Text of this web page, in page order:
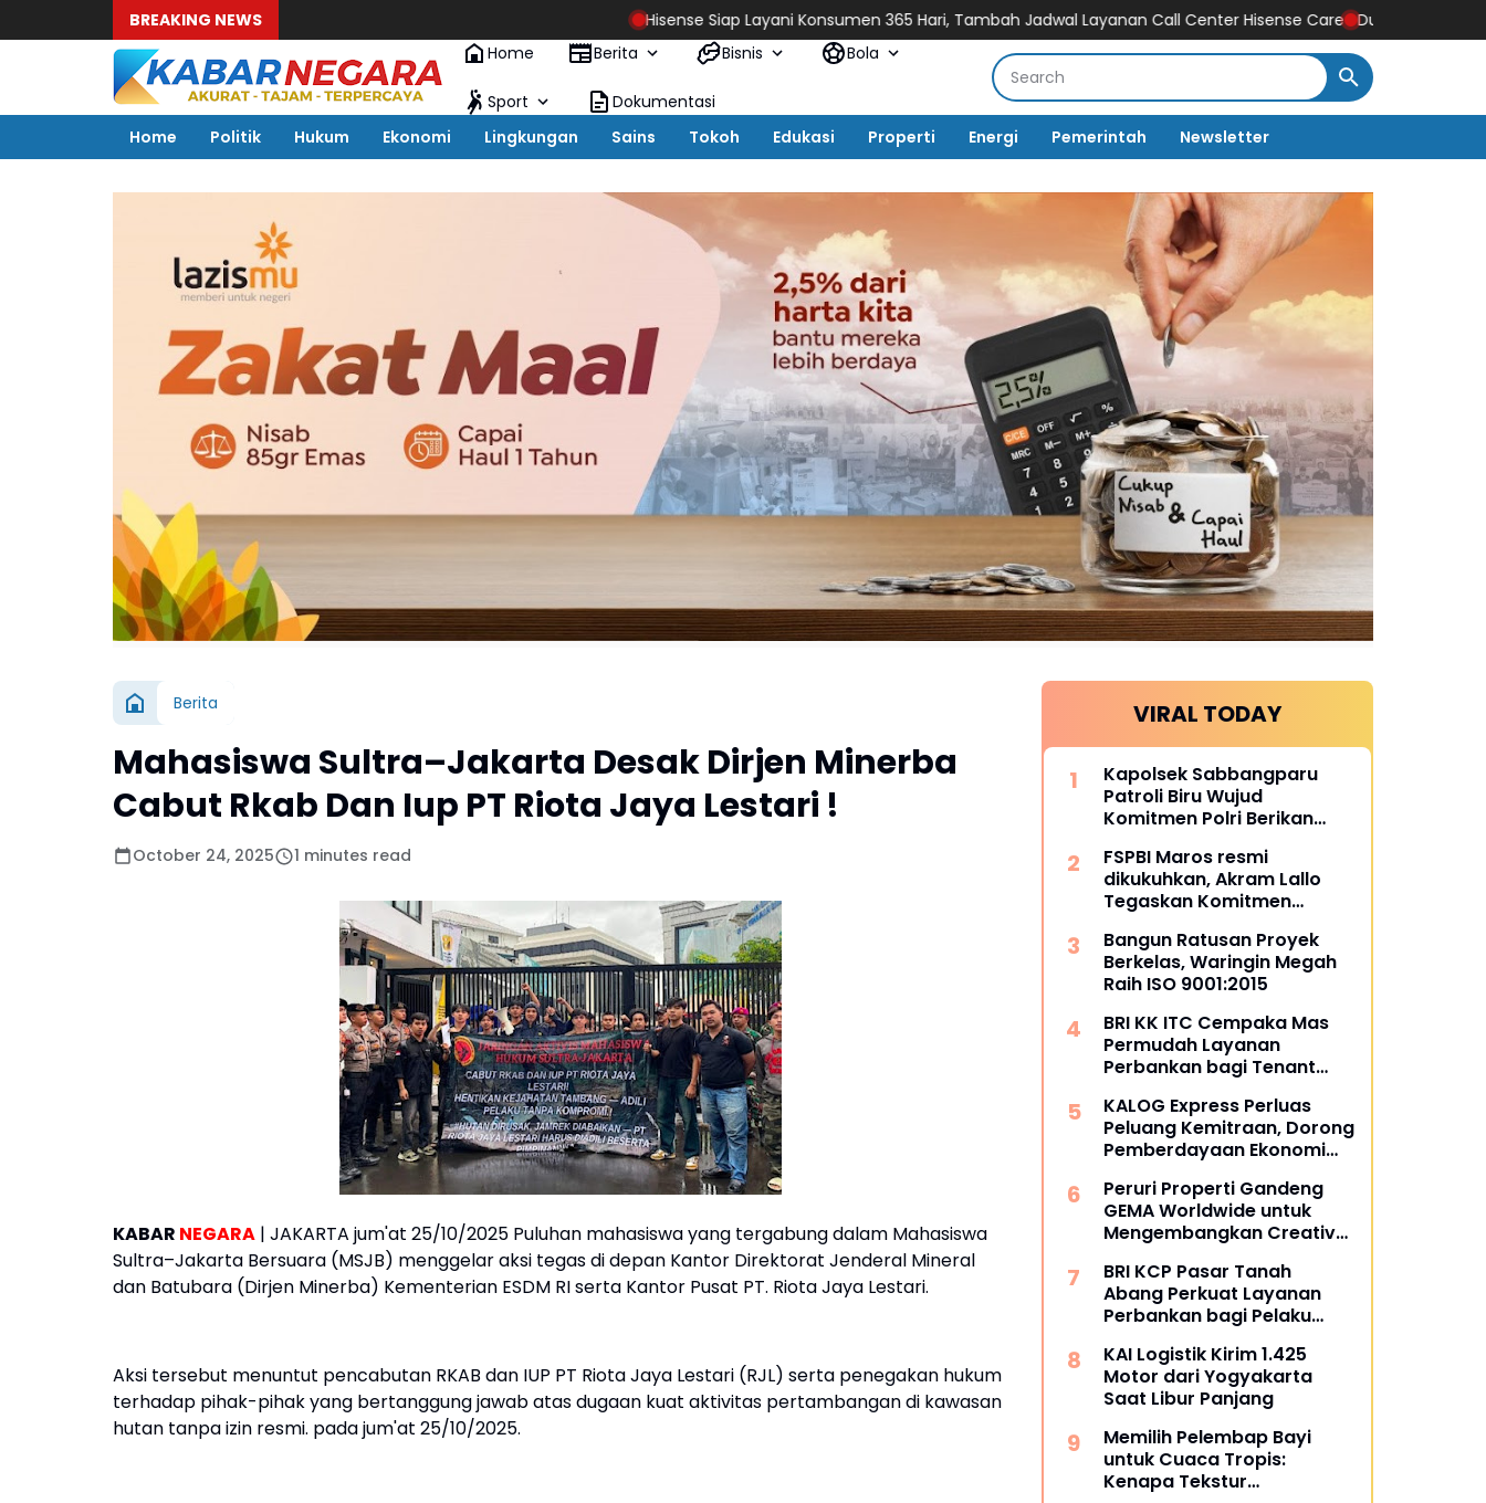
BREAKING NEWS Hisense Siap Layani Konsumen 365 Hari, Tambah Jadwal Layanan Call Center Hisense Care Dukung Gaya Hidup Masyarakat
Home
Berita Bisnis Bola
Sport
Dokumentasi
Home
Politik Hukum Ekonomi Lingkungan Sains Tokoh Edukasi Properti Energi Pemerintah Newsletter
Berita
Mahasiswa Sultra–Jakarta Desak Dirjen Minerba
Cabut Rkab Dan Iup PT Riota Jaya Lestari !
October 24, 2025 1 minutes read
KABAR NEGARA | JAKARTA jum'at 25/10/2025 Puluhan mahasiswa yang tergabung dalam Mahasiswa
Sultra–Jakarta Bersuara (MSJB) menggelar aksi tegas di depan Kantor Direktorat Jenderal Mineral
dan Batubara (Dirjen Minerba) Kementerian ESDM RI serta Kantor Pusat PT. Riota Jaya Lestari.
Aksi tersebut menuntut pencabutan RKAB dan IUP PT Riota Jaya Lestari (RJL) serta penegakan hukum
terhadap pihak-pihak yang bertanggung jawab atas dugaan kuat aktivitas pertambangan di kawasan
hutan tanpa izin resmi. pada jum'at 25/10/2025.
VIRAL TODAY
Kapolsek Sabbangparu
Patroli Biru Wujud
Komitmen Polri Berikan
Masyarakat
FSPBI Maros resmi
dikukuhkan, Akram Lallo
Tegaskan Komitmen
Pekerja
Bangun Ratusan Proyek
Berkelas, Waringin Megah
Raih ISO 9001:2015
BRI KK ITC Cempaka Mas
Permudah Layanan
Perbankan bagi Tenant
KALOG Express Perluas
Peluang Kemitraan, Dorong
Pemberdayaan Ekonomi
Peruri Properti Gandeng
GEMA Worldwide untuk
Mengembangkan Creative
Komunitas
BRI KCP Pasar Tanah
Abang Perkuat Layanan
Perbankan bagi Pelaku
Pusat Grosir Terbesar di
Indonesia
KAI Logistik Kirim 1.425
Motor dari Yogyakarta
Saat Libur Panjang
Memilih Pelembap Bayi
untuk Cuaca Tropis:
Kenapa Tekstur